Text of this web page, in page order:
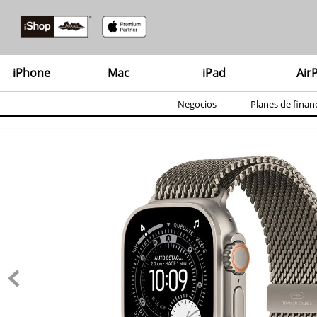
iPhone Mac iPad
Negocios Planes de
1.
2.
5
6.
7.
8.
9.
10